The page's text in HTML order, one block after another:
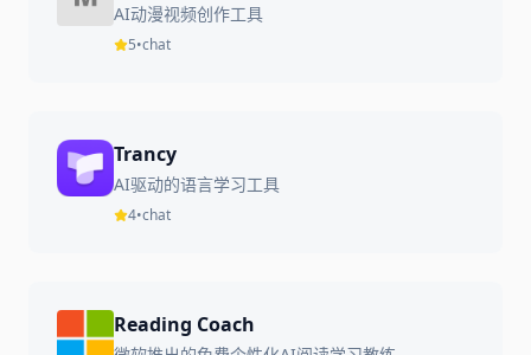
AI动漫视频创作工具
5•chat
Trancy
AI驱动的语言学习工具
4•chat
Reading Coach